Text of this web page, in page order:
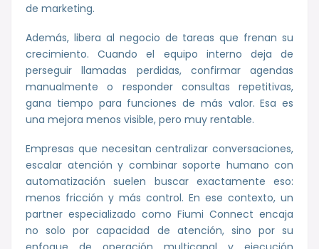
de marketing.
Además, libera al negocio de tareas que frenan su
crecimiento. Cuando el equipo interno deja de
perseguir llamadas perdidas, confirmar agendas
manualmente o responder consultas repetitivas,
gana tiempo para funciones de más valor. Esa es
una mejora menos visible, pero muy rentable.
Empresas que necesitan centralizar conversaciones,
escalar atención y combinar soporte humano con
automatización suelen buscar exactamente eso:
menos fricción y más control. En ese contexto, un
partner especializado como Fiumi Connect encaja
no solo por capacidad de atención, sino por su